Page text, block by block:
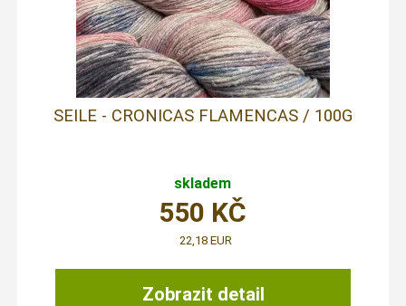
SEILE - CRONICAS FLAMENCAS / 100G
skladem
Zobrazit detail
550 KČ
22,18 EUR